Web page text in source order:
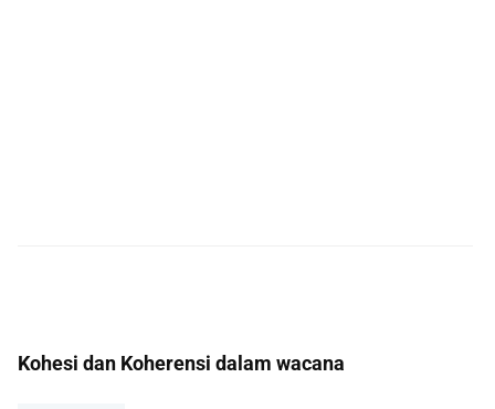
Kohesi dan Koherensi dalam wacana